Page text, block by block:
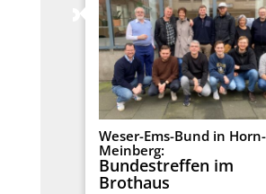
Weser-Ems-Bund in
Meinberg:
Bundestreffen im
Brothaus